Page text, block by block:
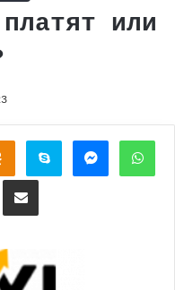
или
Одноклассники
Skype Messenger
Поделиться через электронную почту